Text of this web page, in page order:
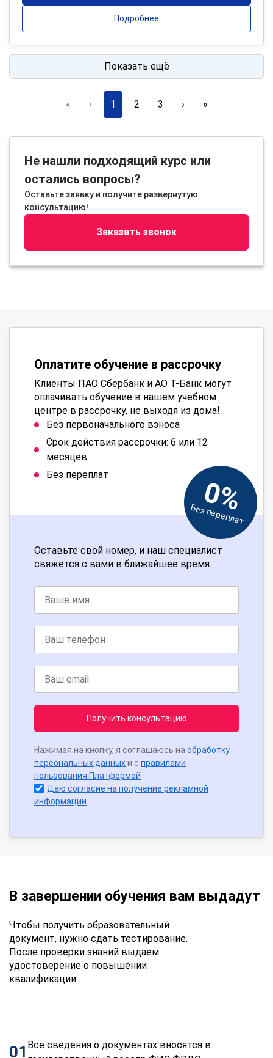
Подробнее
Показать ещё
« ‹ 1 2 3 › »
Не нашли подходящий курс или
остались вопросы?
Оставьте заявку и получите развернутую
консультацию!
Заказать звонок
Оплатите обучение в рассрочку
Клиенты ПАО Сбербанк и АО Т-Банк могут
оплачивать обучение в нашем учебном
центре в рассрочку, не выходя из дома!
Без первоначального взноса
Срок действия рассрочки: 6 или 12
месяцев
Без переплат
0%
Без переплат
Оставьте свой номер, и наш специалист
свяжется с вами в ближайшее время.
Получить консультацию
Нажимая на кнопку, я соглашаюсь на обработку
персональных данныхи с правилами
пользования Платформой
Даю согласие на получение рекламной
информации
В завершении обучения вам выдадут
Чтобы получить образовательный
документ, нужно сдать тестирование.
После проверки знаний выдаем
удостоверение о повышении
квалификации.
01 Все сведения о документах вносятся в